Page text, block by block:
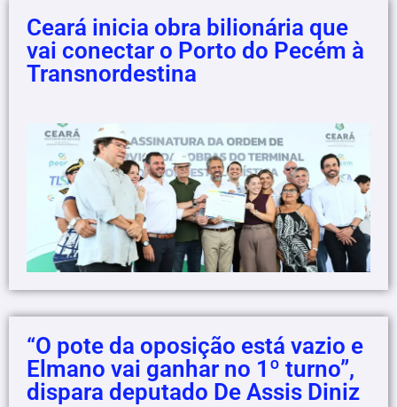
Ceará inicia obra bilionária que
vai conectar o Porto do Pecém à
Transnordestina
“O pote da oposição está vazio e
Elmano vai ganhar no 1º turno”,
dispara deputado De Assis Diniz